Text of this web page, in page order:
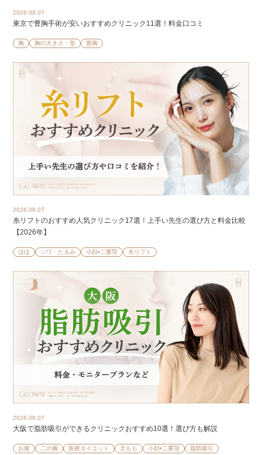
2026.08.07
東京で豊胸手術が安いおすすめクリニック11選！料金口コミ
胸 胸の大きさ・形 豊胸
2026.08.07
糸リフトのおすすめ人気クリニック17選！上手い先生の選び方と料金比較
【2026年】
ほほ シワ・たるみ 小顔•二重顎 糸リフト
2026.08.07
大阪で脂肪吸引ができるクリニックおすすめ10選！選び方も解説
お腹 二の腕 医療ダイエット 太もも 小顔•二重顎 脂肪吸引